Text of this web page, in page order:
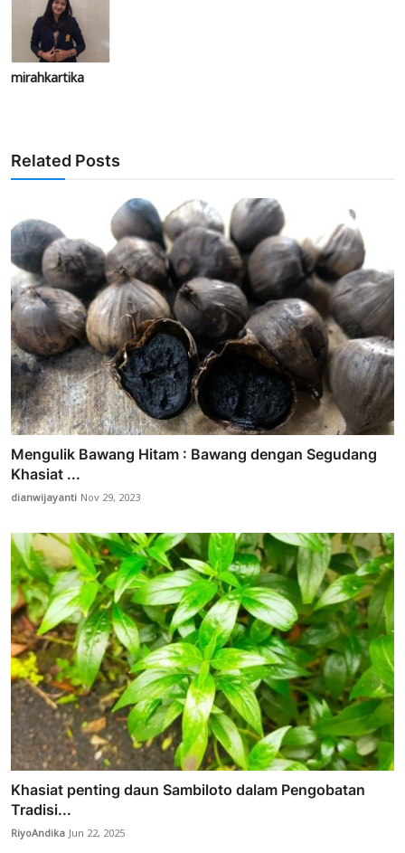
mirahkartika
Related Posts
Mengulik Bawang Hitam : Bawang dengan Segudang
Khasiat ...
dianwijayanti Nov 29, 2023
Khasiat penting daun Sambiloto dalam Pengobatan
Tradisi...
RiyoAndikaJun 22, 2025